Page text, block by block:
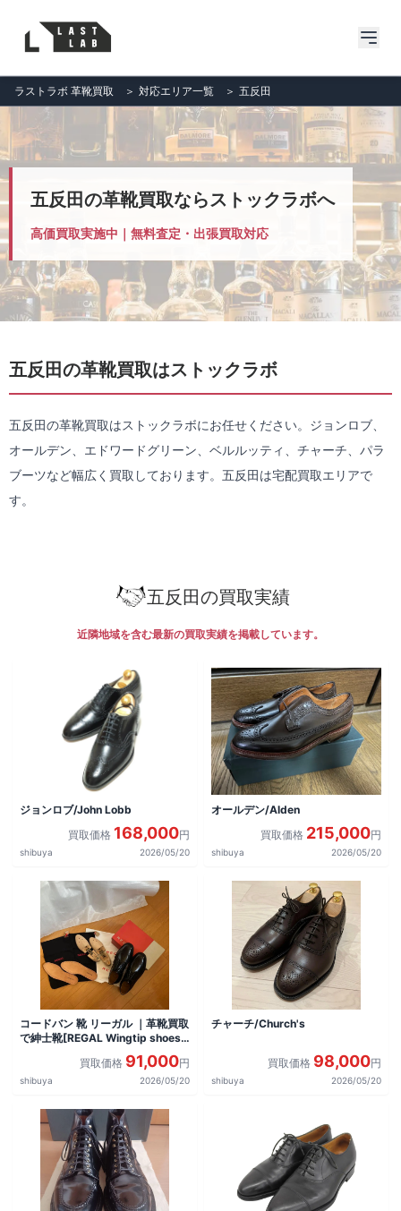
ラストラボ 革靴買取 ＞ 対応エリア一覧 ＞ 五反田
五反田の革靴買取ならストックラボへ
高価買取実施中｜無料査定・出張買取対応
五反田の革靴買取はストックラボ
五反田の革靴買取はストックラボにお任せください。ジョンロブ、
オールデン、エドワードグリーン、ベルルッティ、チャーチ、パラ
ブーツなど幅広く買取しております。五反田は宅配買取エリアで
す。
五反田の買取実績
近隣地域を含む最新の買取実績を掲載しています。
ジョンロブ/John Lobb
買取価格 168,000円
shibuya 2026/05/20
オールデン/Alden
買取価格 215,000円
shibuya 2026/05/20
コードバン 靴 リーガル ｜革靴買取
で紳士靴[REGAL Wingtip shoes]
買取価格 91,000円
shibuya 2026/05/20
チャーチ/Church's
買取価格 98,000円
shibuya 2026/05/20